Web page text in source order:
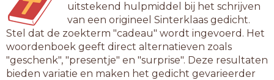
uitstekend hulpmiddel bij het schrijven
van een origineel Sinterklaas gedicht.
Stel dat de zoekterm "cadeau" wordt ingevoerd. Het
woordenboek geeft direct alternatieven zoals
"geschenk", "presentje" en "surprise". Deze resultaten
bieden variatie en maken het gedicht gevarieerder